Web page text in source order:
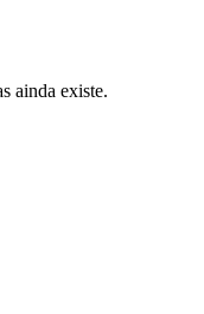
ainda existe.